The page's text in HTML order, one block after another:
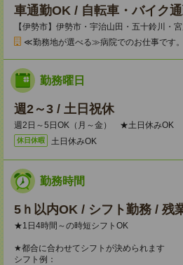
車通勤OK / 自転車・バイク
【伊勢市】伊勢市・宇治山田・五十鈴川・
≪勤務地が選べる≫病院でのお仕事です。
勤務曜日
週2～3 / 土日祝休
週2日～5日OK（月～金） ★土日休みOK
休日休暇 土日休みOK
勤務時間
5ｈ以内OK / シフト勤務 / 残
★1日4時間～の時短シフトOK
★都合に合わせてシフトが決められます
シフト例：